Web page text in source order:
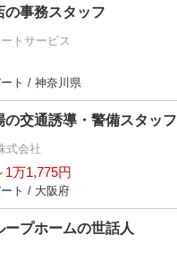
の事務スタッフ
トサービス
ト / 神奈川県
の交通誘導・警備スタッフ
式会社
1万1,775円
ト / 大阪府
ープホームの世話人